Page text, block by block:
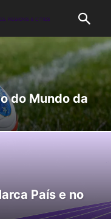
do Mundo da
País e no